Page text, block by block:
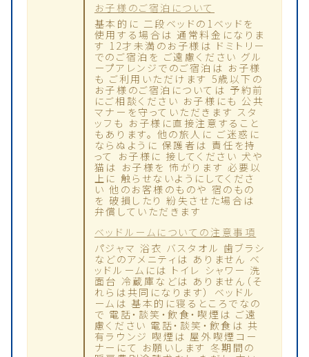
お子様のご宿泊について
基本的に 二段ベッドの1ベッドを
使用する場合は 通常料金になりま
す 12才未満のお子様は ドミトリー
でのご宿泊を ご遠慮ください グル
ープアレンジでのご宿泊は お子様
も ご利用いただけます 5歳以下の
お子様のご宿泊については 予約前
にご相談ください お子様にも 公共
マナーを守っていただきます スタ
ッフも お子様に直接注意すること
もあります。 他の旅人に ご迷惑に
ならぬように 保護者は 責任を持
って お子様に 接してください 犬や
猫は お子様を 怖がります 必要以
上に 触らせないようにしてくださ
い 他のお客様のものや 宿のもの
を 破損したり 紛失させた場合は
弁償していただきます
ベッドルームについての注意事項
パジャマ 浴衣 バスタオル 歯ブラシ
などのアメニティは ありません ベ
ッドルームには トイレ シャワー 洗
面台 冷蔵庫などは ありません（そ
れらは共同になります） ベッドル
ームは 基本的に寝るところでなの
で 電話・談笑・飲食・喫煙は ご遠
慮ください 電話・談笑・飲食は 共
有ラウンジ 喫煙は 屋外喫煙コー
ナーにて お願いします 冬期間の